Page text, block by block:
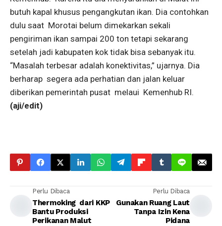
butuh kapal khusus pengangkutan ikan. Dia contohkan
dulu saat Morotai belum dimekarkan sekali
pengiriman ikan sampai 200 ton tetapi sekarang
setelah jadi kabupaten kok tidak bisa sebanyak itu.
“Masalah terbesar adalah konektivitas,” ujarnya. Dia
berharap segera ada perhatian dan jalan keluar
diberikan pemerintah pusat melaui Kemenhub RI.
(aji/edit)
Perlu Dibaca
Thermoking dari KKP
Bantu Produksi
Perikanan Malut
Perlu Dibaca
Gunakan Ruang Laut
Tanpa Izin Kena
Pidana